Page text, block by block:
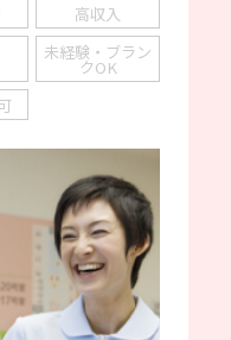
高収入
未経験・ブラン
クOK